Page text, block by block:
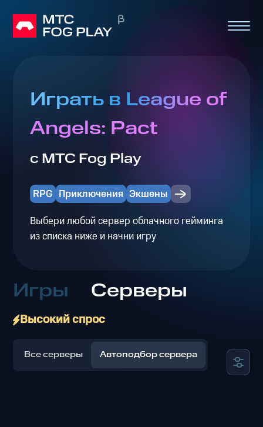
Играть в League of
Angels: Pact
с МТС Fog Play
RPG Приключения Экшены
Выбери любой сервер облачного гейминга
из списка ниже и начни игру
Игры Серверы
Высокий спрос
Все серверы Автоподбор сервера